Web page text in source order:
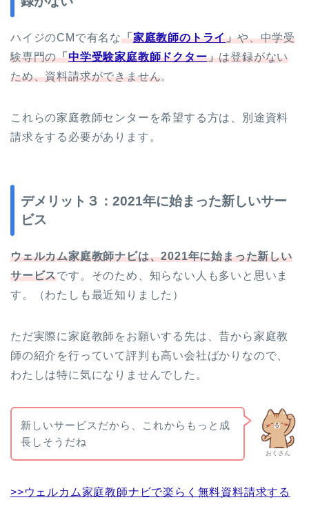
ハイジのCMで有名な「家庭教師のトライ」や、中学受
験専門の「中学受験家庭教師ドクター」は登録がない
ため、資料請求ができません。
これらの家庭教師センターを希望する方は、別途資料
請求をする必要があります。
デメリット３：2021年に始まった新しいサー
ビス
ウェルカム家庭教師ナビは、2021年に始まった新しい
サービスです。そのため、知らない人も多いと思いま
す。（わたしも最近知りました）
ただ実際に家庭教師をお願いする先は、昔から家庭教
師の紹介を行っていて評判も高い会社ばかりなので、
わたしは特に気になりませんでした。
おくさん
新しいサービスだから、これからもっと成
長しそうだね
>>ウェルカム家庭教師ナビで楽らく無料資料請求する